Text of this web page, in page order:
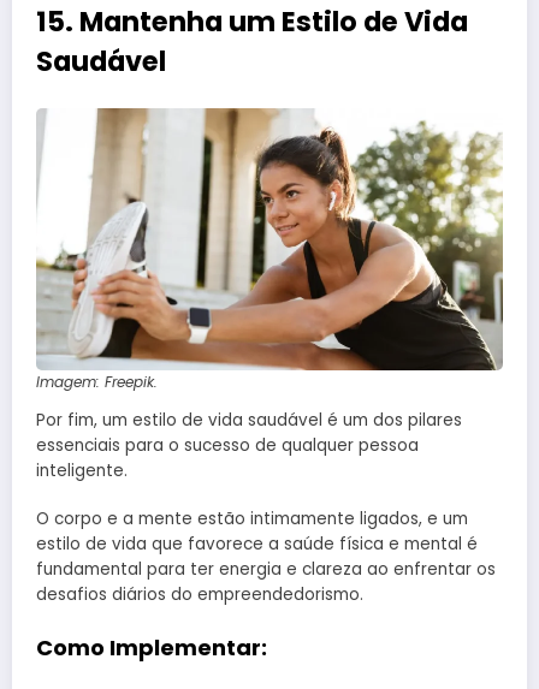
15. Mantenha um Estilo de Vida
Saudável
Imagem: Freepik.
Por fim, um estilo de vida saudável é um dos pilares
essenciais para o sucesso de qualquer pessoa
inteligente.
O corpo e a mente estão intimamente ligados, e um
estilo de vida que favorece a saúde física e mental é
fundamental para ter energia e clareza ao enfrentar os
desafios diários do empreendedorismo.
Como Implementar: